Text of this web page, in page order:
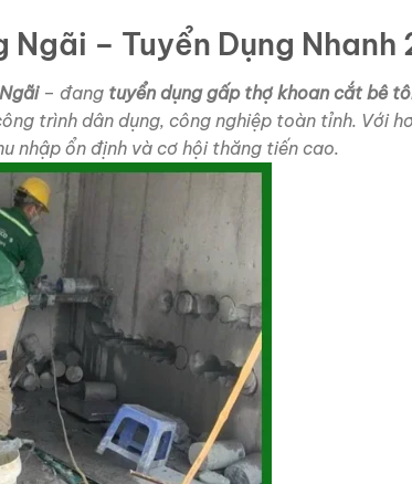
Ngãi – Tuyển Dụng Nhanh
– đang tuyển dụng gấp thợ khoan cắt bê
trình dân dụng, công nghiệp toàn tỉnh. Với
nhập ổn định và cơ hội thăng tiến cao.